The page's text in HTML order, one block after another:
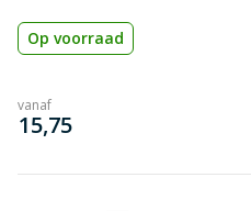
Op voorraad
vanaf
€
15,75